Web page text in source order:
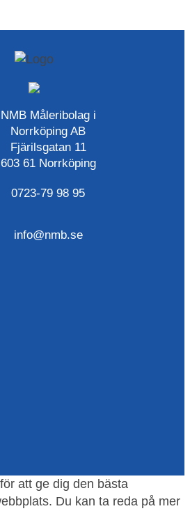
NMB Måleribolag i
Norrköping AB
Fjärilsgatan 11
603 61 Norrköping
0723-79 98 95
info@nmb.se
att ge dig den bästa
Du kan ta reda på mer